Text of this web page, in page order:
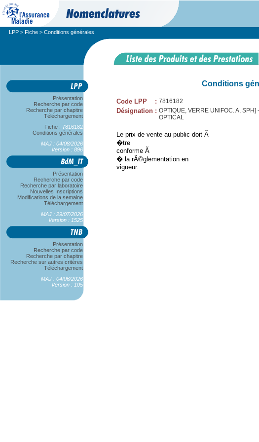
LPP > Fiche > Conditions générales
Présentation
Recherche par code
Recherche par chapitre
Téléchargement
Fiche : 7816182
Conditions générales
MAJ : 04/08/2026
Version : 896
Présentation
Recherche par code
Recherche par laboratoire
Nouvelles Inscriptions
Modifications de la semaine
Téléchargement
MAJ : 29/07/2026
Version : 1525
Présentation
Recherche par code
Recherche par chapitre
Recherche sur autres critères
Téléchargement
MAJ : 04/06/2026
Version : 105
Conditions
Code LPP : 7816182
Désignation : OPTIQUE, VERRE UNIFOC. A,
OPTICAL
Le prix de vente au public doit Ã
�tre
conforme Ã
� la rÃ©glementation en
vigueur.